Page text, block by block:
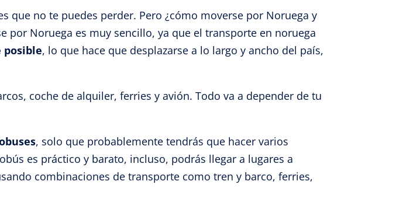
que no te puedes perder. Pero ¿cómo moverse por Noruega y
por Noruega es muy sencillo, ya que el transporte en noruega
posible, lo que hace que desplazarse a lo largo y ancho del país,
coche de alquiler, ferries y avión. Todo va a depender de tu
, solo que probablemente tendrás que hacer varios
es práctico y barato, incluso, podrás llegar a lugares a
combinaciones de transporte como tren y barco, ferries,